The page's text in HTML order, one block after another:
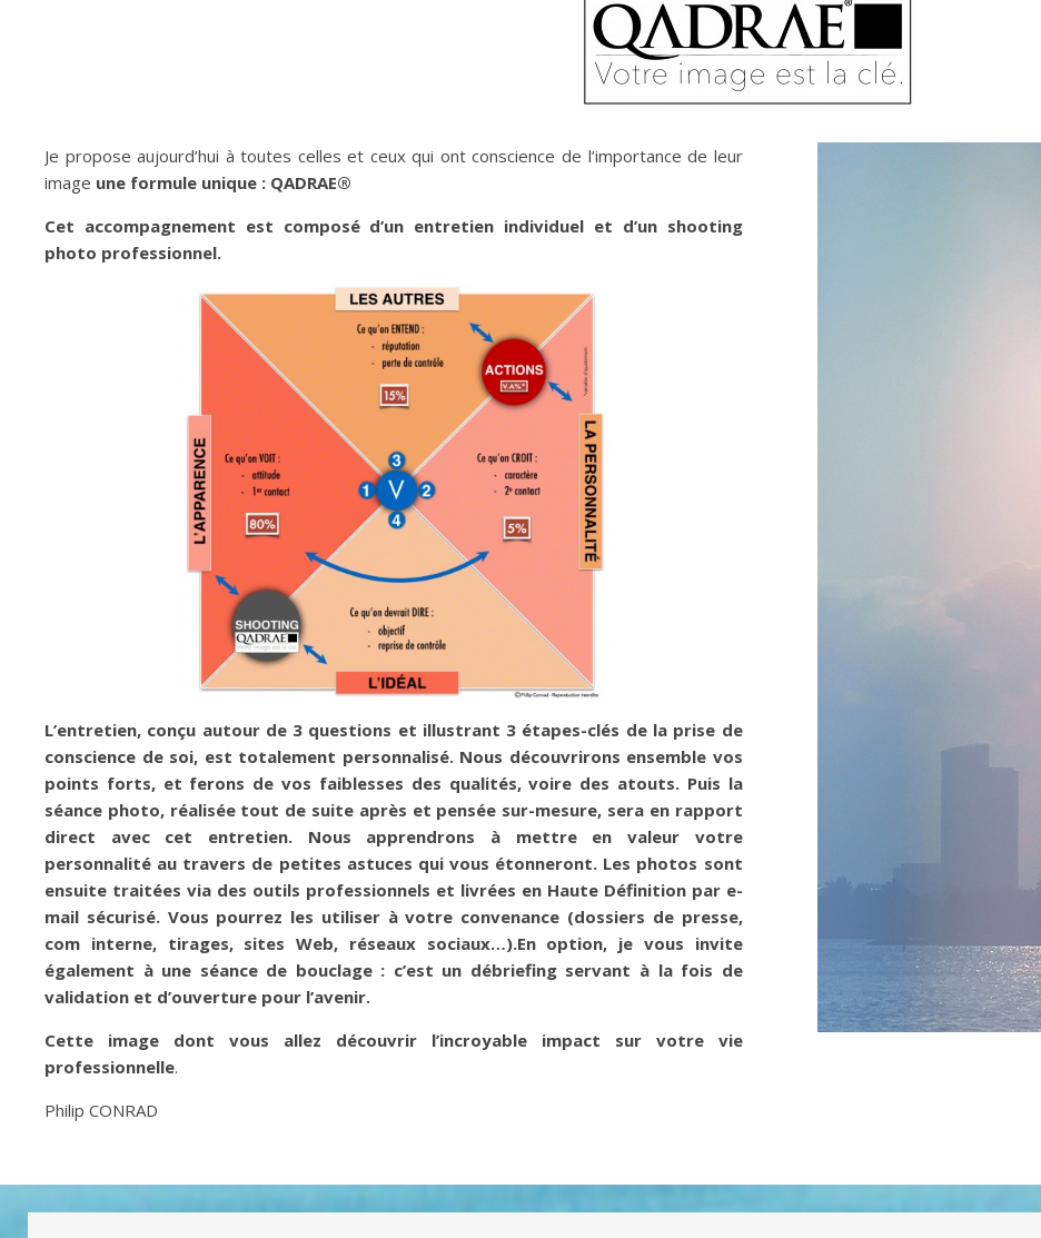
Je propose aujourd’hui à toutes celles et ceux qui ont conscience de l’importance de leur
image une formule unique : QADRAE®
Cet accompagnement est composé d’un entretien individuel et d’un shooting
photo professionnel.
L’entretien, conçu autour de 3 questions et illustrant 3 étapes-clés de la prise de
conscience de soi, est totalement personnalisé. Nous découvrirons ensemble vos
points forts, et ferons de vos faiblesses des qualités, voire des atouts. Puis la
séance photo, réalisée tout de suite après et pensée sur-mesure, sera en rapport
direct avec cet entretien. Nous apprendrons à mettre en valeur votre
personnalité au travers de petites astuces qui vous étonneront. Les photos sont
ensuite traitées via des outils professionnels et livrées en Haute Définition par e-
mail sécurisé. Vous pourrez les utiliser à votre convenance (dossiers de presse,
com interne, tirages, sites Web, réseaux sociaux…).En option, je vous invite
également à une séance de bouclage : c’est un débriefing servant à la fois de
validation et d’ouverture pour l’avenir.
Cette image dont vous allez découvrir l’incroyable impact sur votre vie
professionnelle.
Philip CONRAD